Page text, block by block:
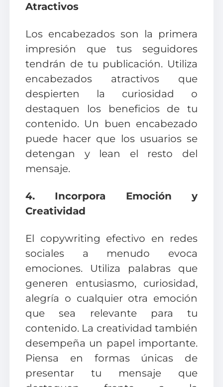
Atractivos
Los encabezados son la primera
impresión que tus seguidores
tendrán de tu publicación. Utiliza
encabezados atractivos que
despierten la curiosidad o
destaquen los beneficios de tu
contenido. Un buen encabezado
puede hacer que los usuarios se
detengan y lean el resto del
mensaje.
4. Incorpora Emoción y
Creatividad
El copywriting efectivo en redes
sociales a menudo evoca
emociones. Utiliza palabras que
generen entusiasmo, curiosidad,
alegría o cualquier otra emoción
que sea relevante para tu
contenido. La creatividad también
desempeña un papel importante.
Piensa en formas únicas de
presentar tu mensaje que